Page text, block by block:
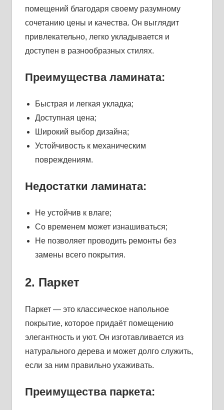
помещений благодаря своему разумному
сочетанию цены и качества. Он выглядит
привлекательно, легко укладывается и
доступен в разнообразных стилях.
Преимущества ламината:
Быстрая и легкая укладка;
Доступная цена;
Широкий выбор дизайна;
Устойчивость к механическим
повреждениям.
Недостатки ламината:
Не устойчив к влаге;
Со временем может изнашиваться;
Не позволяет проводить ремонты без
замены всего покрытия.
2. Паркет
Паркет — это классическое напольное
покрытие, которое придаёт помещению
элегантность и уют. Он изготавливается из
натурального дерева и может долго служить,
если за ним правильно ухаживать.
Преимущества паркета: